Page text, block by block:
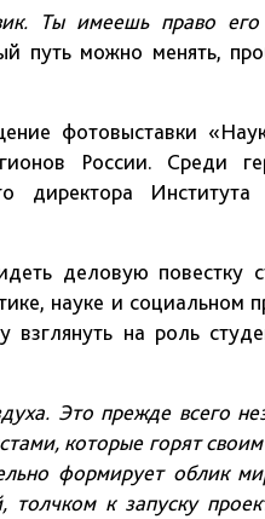
Ты имеешь право его
путь можно менять,
фотовыставки
России. Среди
директора
деловую повестку
науке и социальном
на роль
Это прежде всего
которые горят
формирует облик
к запуску